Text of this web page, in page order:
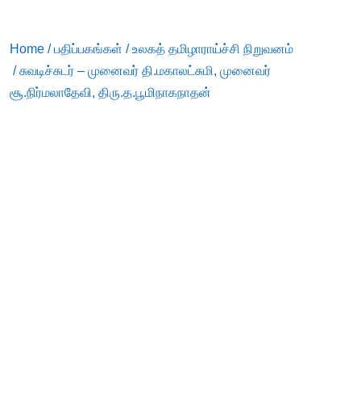
Home /பதிப்பகங்கள் /உலகத் தமிழாராய்ச்சி நிறுவனம்
/ சுவடிச்சுடர் – முனைவர் தி.மகாலட்சுமி, முனைவர்
சூ.நிர்மலாதேவி, திரு.த.பூமிநாகநாதன்